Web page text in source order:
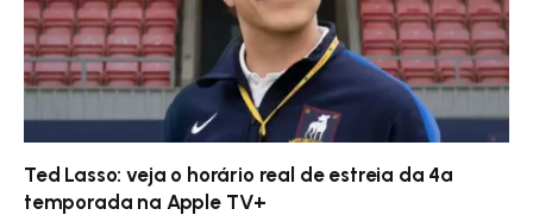
Ted Lasso: veja o horário real de estreia da 4ª
temporada na Apple TV+